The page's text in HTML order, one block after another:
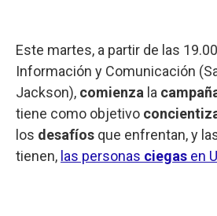
Este martes, a partir de las
Información y Comunicación
Jackson), comienza la
tiene como objetivo
los desafíos que enfrentan, y
tienen, las personas ciegas en